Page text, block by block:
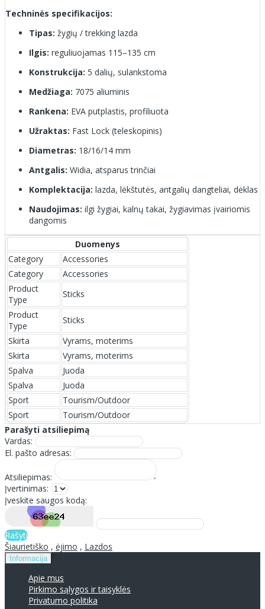
Techninės specifikacijos:
Tipas: žygių / trekking lazda
Ilgis: reguliuojamas 115–135 cm
Konstrukcija: 5 dalių, sulankstoma
Medžiaga: 7075 aliuminis
Rankena: EVA putplastis, profiliuota
Užraktas: Fast Lock (teleskopinis)
Diametras: 18/16/14 mm
Antgalis: Widia, atsparus trinčiai
Komplektacija: lazda, lėkštutės, antgalių dangteliai, dėklas
Naudojimas: ilgi žygiai, kalnų takai, žygiavimas įvairiomis
dangomis
Duomenys
Category
Accessories
Category
Accessories
Product
Type
Sticks
Product
Type
Sticks
Skirta
Vyrams, moterims
Skirta
Vyrams, moterims
Spalva
Juoda
Spalva
Juoda
Sport
Tourism/Outdoor
Sport
Tourism/Outdoor
Parašyti atsiliepimą
Vardas:
El. pašto adresas:
Atsiliepimas:
Įvertinimas:
Įveskite saugos kodą:
Rašyti
Šiaurietiško , ėjimo , Lazdos
Informacija
Apie mus
Pirkimo sąlygos ir taisyklės
Privatumo politika